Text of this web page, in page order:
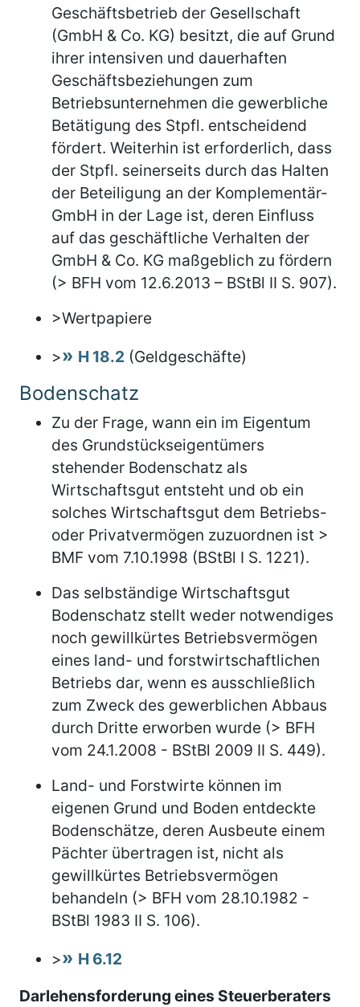
Geschäftsbetrieb der Gesellschaft
(GmbH & Co. KG) besitzt, die auf Grund
ihrer intensiven und dauerhaften
Geschäftsbeziehungen zum
Betriebsunternehmen die gewerbliche
Betätigung des Stpfl. entscheidend
fördert. Weiterhin ist erforderlich, dass
der Stpfl. seinerseits durch das Halten
der Beteiligung an der Komplementär-
GmbH in der Lage ist, deren Einfluss
auf das geschäftliche Verhalten der
GmbH & Co. KG maßgeblich zu fördern
(> BFH vom 12.6.2013 – BStBl II S. 907).
>Wertpapiere
>
H 18.2 (Geldgeschäfte)
Bodenschatz
Zu der Frage, wann ein im Eigentum
des Grundstückseigentümers
stehender Bodenschatz als
Wirtschaftsgut entsteht und ob ein
solches Wirtschaftsgut dem Betriebs-
oder Privatvermögen zuzuordnen ist >
BMF vom 7.10.1998 (BStBl I S. 1221).
Das selbständige Wirtschaftsgut
Bodenschatz stellt weder notwendiges
noch gewillkürtes Betriebsvermögen
eines land- und forstwirtschaftlichen
Betriebs dar, wenn es ausschließlich
zum Zweck des gewerblichen Abbaus
durch Dritte erworben wurde (> BFH
vom 24.1.2008 - BStBl 2009 II S. 449).
Land- und Forstwirte können im
eigenen Grund und Boden entdeckte
Bodenschätze, deren Ausbeute einem
Pächter übertragen ist, nicht als
gewillkürtes Betriebsvermögen
behandeln (> BFH vom 28.10.1982 -
BStBl 1983 II S. 106).
>
H 6.12
Darlehensforderung eines Steuerberaters